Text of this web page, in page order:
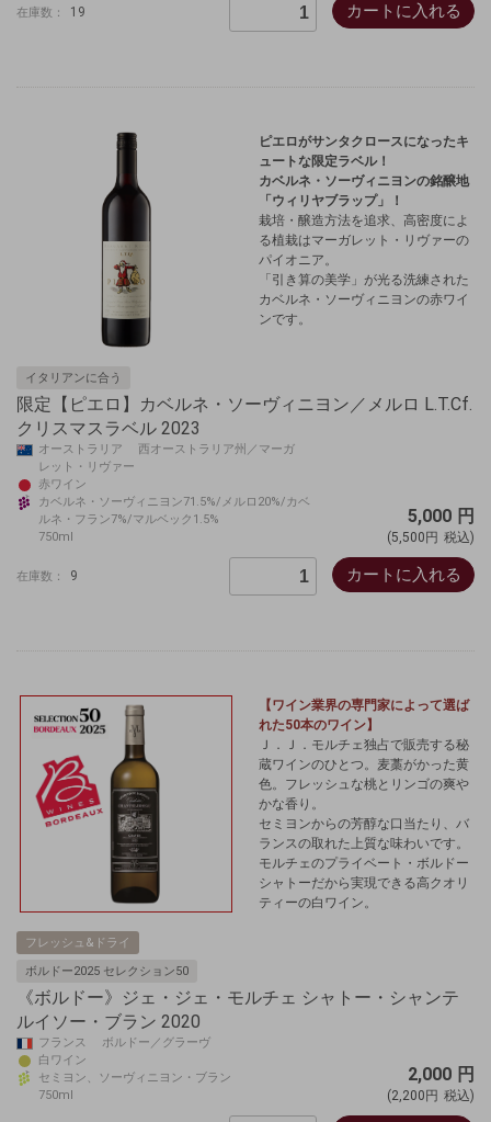
在庫数： 19 カートに入れる
ピエロがサンタクロースになったキ
ュートな限定ラベル！
カベルネ・ソーヴィニヨンの銘醸地
「ウィリヤブラップ」！
栽培・醸造方法を追求、高密度によ
る植栽はマーガレット・リヴァーの
パイオニア。
「引き算の美学」が光る洗練された
カベルネ・ソーヴィニヨンの赤ワイ
ンです。
イタリアンに合う
限定【ピエロ】カベルネ・ソーヴィニヨン／メルロ L.T.Cf.
クリスマスラベル 2023
オーストラリア 西オーストラリア州／マーガ
レット・リヴァー
赤ワイン
カベルネ・ソーヴィニヨン71.5%/メルロ20%/カベ
ルネ・フラン7%/マルベック1.5%
750ml
5,000 円
(5,500円 税込)
在庫数： 9 カートに入れる
【ワイン業界の専門家によって選ば
れた50本のワイン】
Ｊ．Ｊ．モルチェ独占で販売する秘
蔵ワインのひとつ。麦藁がかった黄
色。フレッシュな桃とリンゴの爽や
かな香り。
セミヨンからの芳醇な口当たり、バ
ランスの取れた上質な味わいです。
モルチェのプライベート・ボルドー
シャトーだから実現できる高クオリ
ティーの白ワイン。
フレッシュ&ドライ
ボルドー2025 セレクション50
《ボルドー》ジェ・ジェ・モルチェ シャトー・シャンテ
ルイソー・ブラン 2020
フランス ボルドー／グラーヴ
白ワイン
セミヨン、ソーヴィニヨン・ブラン
750ml
2,000 円
(2,200円 税込)